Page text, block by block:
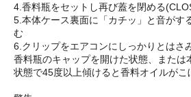
4.香料瓶をセットし再び蓋を閉める
5.本体ケース裏面に「カチッ」と音がす
む
6.クリップをエアコンにしっかりとはさ
香料瓶のキャップを開けた状態、または
状態で45度以上傾けると香料オイルがこ